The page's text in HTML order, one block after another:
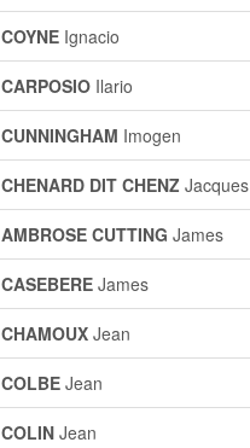
COYNE Ignacio
CARPOSIO Ilario
CUNNINGHAM Imogen
CHENARD DIT CHENZ Jacques
AMBROSE CUTTING James
CASEBERE James
CHAMOUX Jean
COLBE Jean
COLIN Jean